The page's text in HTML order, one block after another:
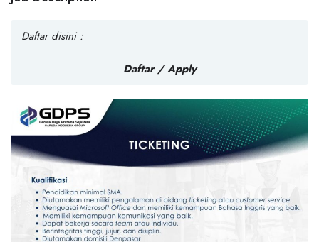
Daftar disini :
Daftar/ Apply